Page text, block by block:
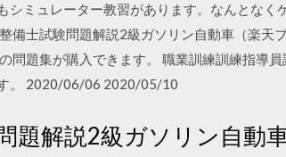
シミュレーター教習があります。なんとな
備士試験問題解説2級ガソリン自動車（楽天
問題集が購入できます。 職業訓練訓練指導
。 2020/06/06 2020/05/10
題解説2級ガソリン自動